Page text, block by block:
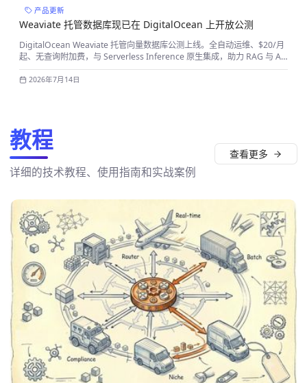
产品更新
Weaviate 托管数据库现已在 DigitalOcean 上开放公测
DigitalOcean Weaviate 托管向量数据库公测上线。全自动运维、$20/月
起、无查询附加费，与 Serverless Inference 原生集成，助力 RAG 与 AI
智能体快速落地。
2026年7月14日
教程
详细的技术教程、使用指南和实战案例
查看更多